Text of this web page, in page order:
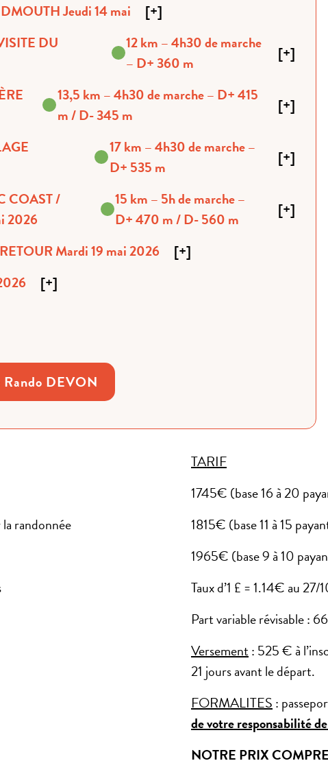
Jeudi 14 mai [+]
12 km – 4h30 de marche
– D+ 360 m
[+]
13,5 km – 4h30 de marche – D+ 415
m / D- 345 m
[+]
17 km – 4h30 de marche –
D+ 535 m
[+]
2026
15 km – 5h de marche –
D+ 470 m / D- 560 m
[+]
RETOUR Mardi 19 mai 2026 [+]
[+]
Rando DEVON
randonnée
TARIF
1745€ (base 16 à 20
1815€ (base 11 à 15
1965€ (base 9 à 10
Taux d’1 £ = 1.14€ au
Part variable révisable :
Versement: 525 € à
21 jours avant le départ.
FORMALITES :
de votre responsabilité
NOTRE PRIX